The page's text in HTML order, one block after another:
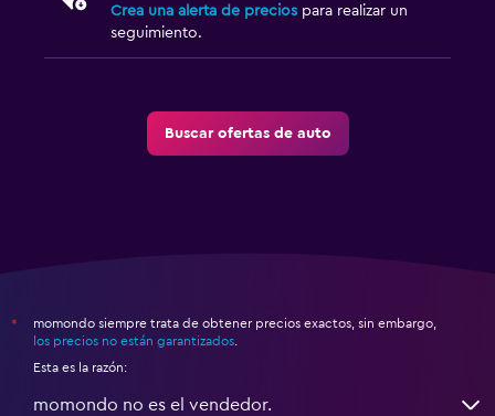
Crea una alerta de precios para realizar un
seguimiento.
Buscar ofertas de auto
*
momondo siempre trata de obtener precios exactos, sin embargo,
los precios no están garantizados.
Esta es la razón:
momondo no es el vendedor.